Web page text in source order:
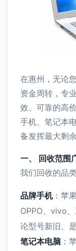
在惠州，无论
资金周转，专
效、可靠的高
手机、笔记本
备发挥最大剩余
一、 回收范围
我们回收的品
品牌手机：苹
OPPO、vivo
论型号新旧、
笔记本电脑 ：